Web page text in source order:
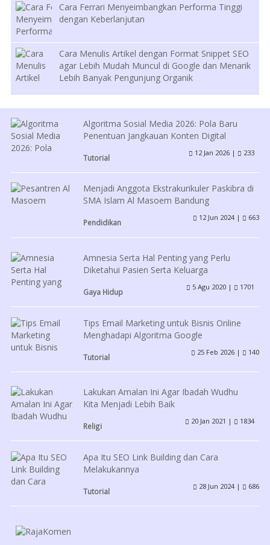
Cara Ferrari Menyeimbangkan Performa Tinggi
dengan Keberlanjutan
Cara Menulis Artikel dengan Format Snippet SEO
agar Lebih Mudah Muncul di Google dan Menarik
Lebih Banyak Pengunjung Organik
Algoritma Sosial Media 2026: Pola Baru
Penentuan Jangkauan Konten Digital
Tutorial
12 Jan 2026 | 233
Menjadi Anggota Ekstrakurikuler Paskibra di
SMA Islam Al Masoem Bandung
Pendidikan
12 Jun 2024 | 663
Amnesia Serta Hal Penting yang Perlu
Diketahui Pasien Serta Keluarga
Gaya Hidup
5 Agu 2020 | 1701
Tips Email Marketing untuk Bisnis Online
Menghadapi Algoritma Google
Tutorial
25 Feb 2026 | 140
Lakukan Amalan Ini Agar Ibadah Wudhu
Kita Menjadi Lebih Baik
Religi
20 Jan 2021 | 1834
Apa Itu SEO Link Building dan Cara
Melakukannya
Tutorial
28 Jun 2024 | 686